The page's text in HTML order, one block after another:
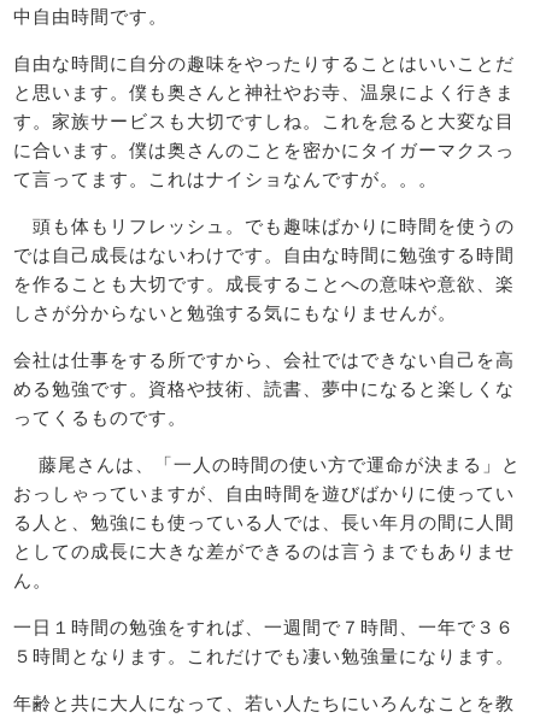
中自由時間です。
自由な時間に自分の趣味をやったりすることはいいことだ
と思います。僕も奥さんと神社やお寺、温泉によく行きま
す。家族サービスも大切ですしね。これを怠ると大変な目
に合います。僕は奥さんのことを密かにタイガーマクスっ
て言ってます。これはナイショなんですが。。。
頭も体もリフレッシュ。でも趣味ばかりに時間を使うの
では自己成長はないわけです。自由な時間に勉強する時間
を作ることも大切です。成長することへの意味や意欲、楽
しさが分からないと勉強する気にもなりませんが。
会社は仕事をする所ですから、会社ではできない自己を高
める勉強です。資格や技術、読書、夢中になると楽しくな
ってくるものです。
藤尾さんは、「一人の時間の使い方で運命が決まる」と
おっしゃっていますが、自由時間を遊びばかりに使ってい
る人と、勉強にも使っている人では、長い年月の間に人間
としての成長に大きな差ができるのは言うまでもありませ
ん。
一日１時間の勉強をすれば、一週間で７時間、一年で３６
５時間となります。これだけでも凄い勉強量になります。
年齢と共に大人になって、若い人たちにいろんなことを教